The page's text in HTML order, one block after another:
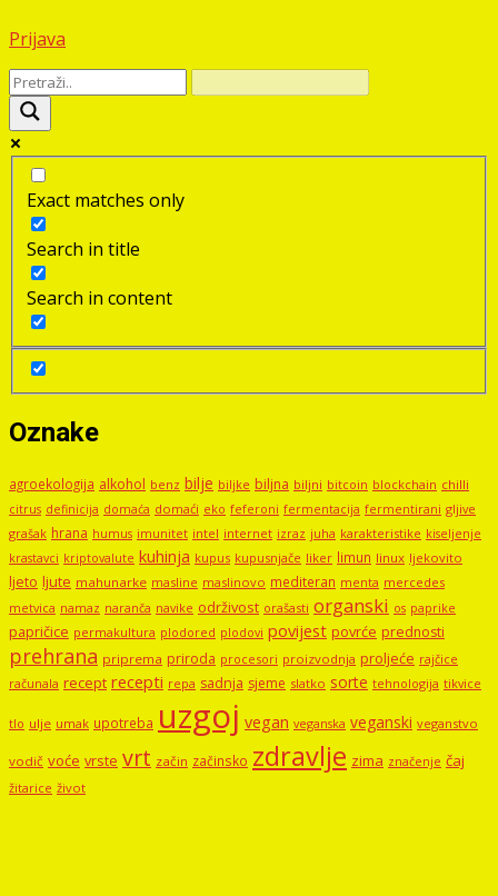
Prijava
Exact matches only
Search in title
Search in content
Oznake
agroekologija alkohol benz bilje biljke biljna biljni bitcoin blockchain chilli
citrus definicija domaća domaći eko feferoni fermentacija fermentirani gljive
grašak hrana humus imunitet intel internet izraz juha karakteristike kiseljenje
krastavci kriptovalute kuhinja kupus kupusnjače liker limun linux ljekovito
ljeto ljute mahunarke masline maslinovo mediteran menta mercedes
metvica namaz naranča navike održivost orašasti organski os paprike
papričice permakultura plodored plodovi povijest povrće prednosti
prehrana priprema priroda procesori proizvodnja proljeće rajčice
računala recept recepti repa sadnja sjeme slatko sorte tehnologija tikvice
tlo ulje umak upotreba uzgoj vegan veganska veganski veganstvo
vodič voće vrste vrt začin začinsko zdravlje zima značenje čaj
žitarice život